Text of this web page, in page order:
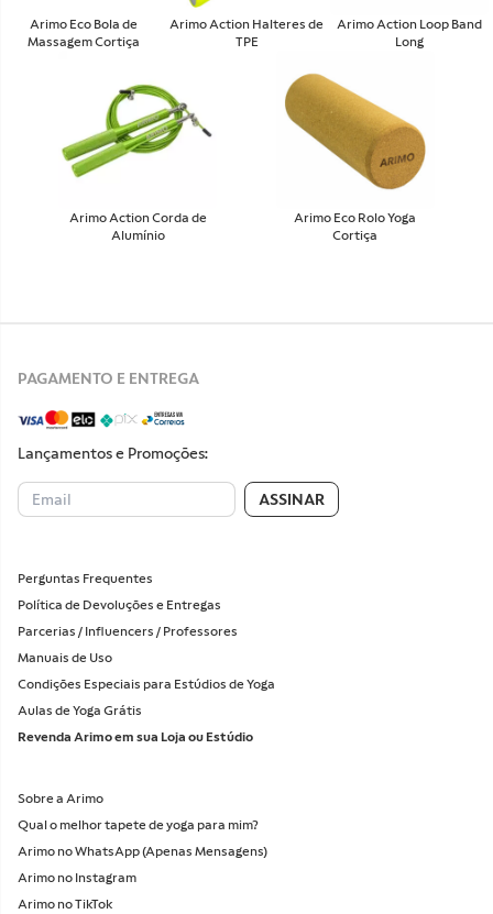
Arimo Eco Bola de
Massagem Cortiça
Arimo Action Halteres de
TPE
Arimo Action Loop Band
Long
Arimo Action Corda de
Alumínio
Arimo Eco Rolo Yoga
Cortiça
PAGAMENTO E ENTREGA
Lançamentos e Promoções:
ASSINAR
Perguntas Frequentes
Política de Devoluções e Entregas
Parcerias / Influencers / Professores
Manuais de Uso
Condições Especiais para Estúdios de Yoga
Aulas de Yoga Grátis
Revenda Arimo em sua Loja ou Estúdio
Sobre a Arimo
Qual o melhor tapete de yoga para mim?
Arimo no WhatsApp (Apenas Mensagens)
Arimo no Instagram
Arimo no TikTok